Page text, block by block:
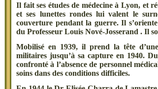
Il fait ses études de médecine à Lyon, et
et ses lunettes rondes lui valent le
couverture pendant la guerre. Il
du Professeur Louis Nové-Josserand . Il
Mobilisé en 1939, il prend la tête
militaires jusqu’à sa capture en 1940.
confronté à l’absence de personnel
soins dans des conditions difficiles.